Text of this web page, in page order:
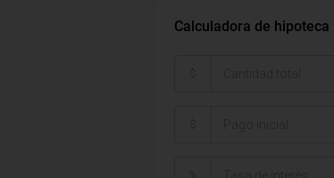
Calculadora de hipoteca